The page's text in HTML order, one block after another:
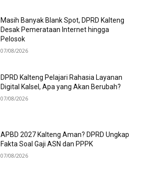
Masih Banyak Blank Spot, DPRD Kalteng
Desak Pemerataan Internet hingga
Pelosok
07/08/2026
DPRD Kalteng Pelajari Rahasia Layanan
Digital Kalsel, Apa yang Akan Berubah?
07/08/2026
APBD 2027 Kalteng Aman? DPRD Ungkap
Fakta Soal Gaji ASN dan PPPK
07/08/2026